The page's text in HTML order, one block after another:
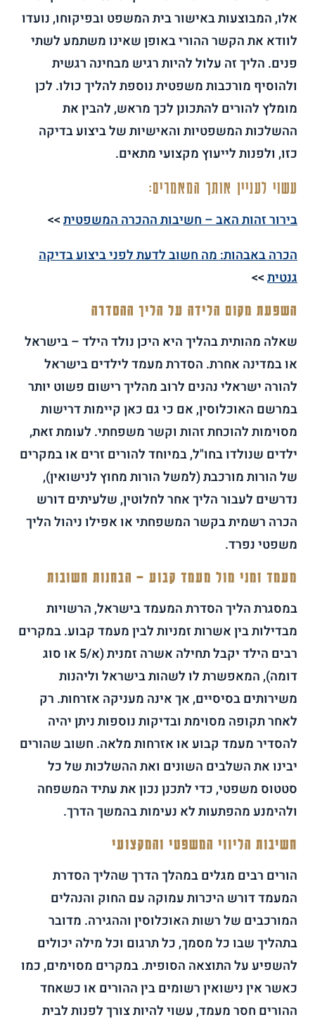
אלו, המבוצעות באישור בית המשפט ובפיקוחו, נועדו
לוודא את הקשר ההורי באופן שאינו משתמע לשתי
פנים. הליך זה עלול להיות רגיש מבחינה רגשית
ולהוסיף מורכבות משפטית נוספת להליך כולו. לכן
מומלץ להורים להתכונן לכך מראש, להבין את
ההשלכות המשפטיות והאישיות של ביצוע בדיקה
כזו, ולפנות לייעוץ מקצועי מתאים.
עשוי לעניין אותך המאמרים:
בירור זהות האב – חשיבות ההכרה המשפטית>>
הכרה באבהות: מה חשוב לדעת לפני ביצוע בדיקה
גנטית>>
השפעת מקום הלידה על הליך ההסדרה
שאלה מהותית בהליך היא היכן נולד הילד – בישראל
או במדינה אחרת. הסדרת מעמד לילדים בישראל
להורה ישראלי נהנים לרוב מהליך רישום פשוט יותר
במרשם האוכלוסין, אם כי גם כאן קיימות דרישות
מסוימות להוכחת זהות וקשר משפחתי. לעומת זאת,
ילדים שנולדו בחו"ל, במיוחד להורים זרים או במקרים
של הורות מורכבת (למשל הורות מחוץ לנישואין),
נדרשים לעבור הליך אחר לחלוטין, שלעיתים דורש
הכרה רשמית בקשר המשפחתי או אפילו ניהול הליך
משפטי נפרד.
מעמד זמני מול מעמד קבוע – הבחנות חשובות
במסגרת הליך הסדרת המעמד בישראל, הרשויות
מבדילות בין אשרות זמניות לבין מעמד קבוע. במקרים
רבים הילד יקבל תחילה אשרה זמנית (א/5 או סוג
דומה), המאפשרת לו לשהות בישראל וליהנות
משירותים בסיסיים, אך אינה מעניקה אזרחות. רק
לאחר תקופה מסוימת ובדיקות נוספות ניתן יהיה
להסדיר מעמד קבוע או אזרחות מלאה. חשוב שהורים
יבינו את השלבים השונים ואת ההשלכות של כל
סטטוס משפטי, כדי לתכנן נכון את עתיד המשפחה
ולהימנע מהפתעות לא נעימות בהמשך הדרך.
חשיבות הליווי המשפטי והמקצועי
הורים רבים מגלים במהלך הדרך שהליך הסדרת
המעמד דורש היכרות עמוקה עם החוק והנהלים
המורכבים של רשות האוכלוסין וההגירה. מדובר
בתהליך שבו כל מסמך, כל תרגום וכל מילה יכולים
להשפיע על התוצאה הסופית. במקרים מסוימים, כמו
כאשר אין נישואין רשומים בין ההורים או כשאחד
ההורים חסר מעמד, עשוי להיות צורך לפנות לבית